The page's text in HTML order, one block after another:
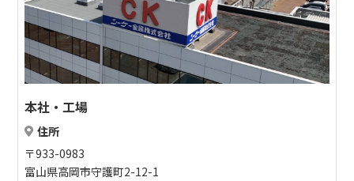
本社・工場
住所
〒933-0983
富山県高岡市守護町2-12-1